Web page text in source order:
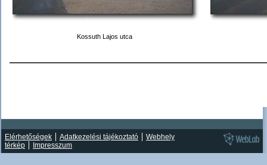
Kossuth Lajos utca
Elérhetőségek Adatkezelési tájékoztató
Webhely
térkép
Impresszum